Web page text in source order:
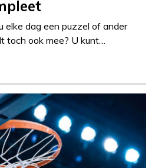
elke dag een puzzel of ander
toch ook mee? U kunt…